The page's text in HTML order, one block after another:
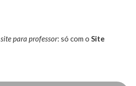
site para professor: só com o Site